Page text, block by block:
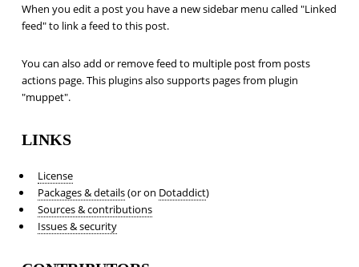
When you edit a post you have a new sidebar menu called "Linked
feed" to link a feed to this post.
You can also add or remove feed to multiple post from posts
actions page. This plugins also supports pages from plugin
"muppet".
LINKS
License
Packages & details(or on Dotaddict)
Sources & contributions
Issues & security